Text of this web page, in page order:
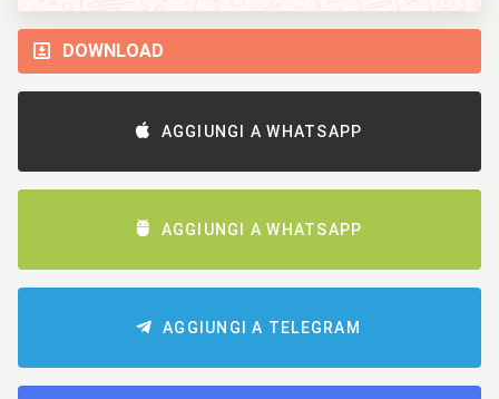
DOWNLOAD
AGGIUNGI A WHATSAPP
AGGIUNGI A WHATSAPP
AGGIUNGI A TELEGRAM